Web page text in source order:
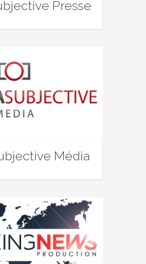
Presse
Média